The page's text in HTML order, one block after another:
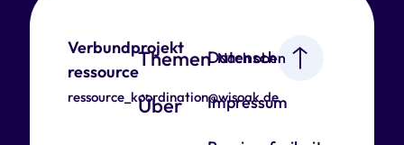
Verbundprojekt
ressource
ressource_koordination@wisoak.de
Themen
Über
Datenschutz
Impressum
Nach oben